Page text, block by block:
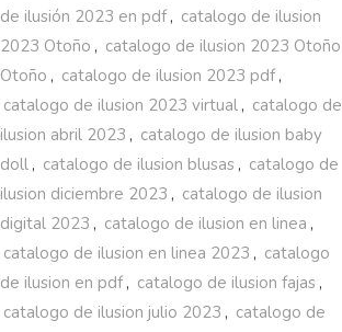
de ilusión 2023 en pdf, catalogo de ilusion
2023 Otoño , catalogo de ilusion 2023 Otoño
Otoño , catalogo de ilusion 2023 pdf,
catalogo de ilusion 2023 virtual , catalogo de
ilusion abril 2023 , catalogo de ilusion baby
doll , catalogo de ilusion blusas , catalogo de
ilusion diciembre 2023 , catalogo de ilusion
digital 2023 , catalogo de ilusion en linea ,
catalogo de ilusion en linea 2023 , catalogo
de ilusion en pdf, catalogo de ilusion fajas ,
catalogo de ilusion julio 2023 , catalogo de